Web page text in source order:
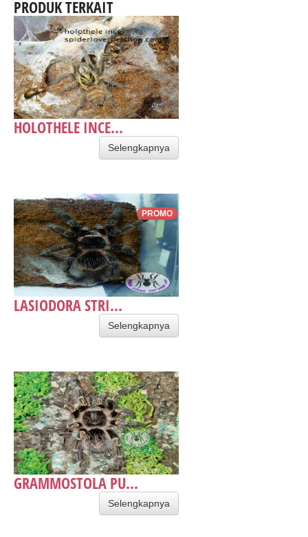
PRODUK TERKAIT
HOLOTHELE INCE...
Selengkapnya
PROMO
LASIODORA STRI...
Selengkapnya
GRAMMOSTOLA PU...
Selengkapnya